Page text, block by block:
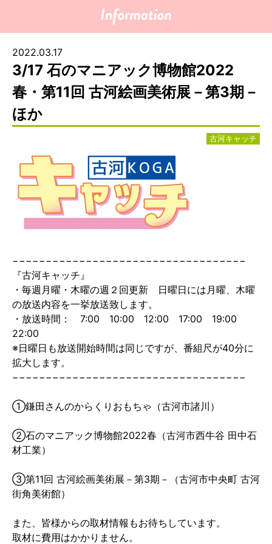
2022.03.17
3/17 石のマニアック博物館2022
春・第11回 古河絵画美術展－第3期－
ほか
古河キャッチ
−−−−−−−−−−−−−−−−−−−−−−−−−−−−−−−−−−−
『古河キャッチ』
・毎週月曜・木曜の週２回更新 日曜日には月曜、木曜
の放送内容を一挙放送致します。
・放送時間： 7:00 10:00 12:00 17:00 19:00
22:00
※日曜日も放送開始時間は同じですが、番組尺が40分に
拡大します。
−−−−−−−−−−−−−−−−−−−−−−−−−−−−−−−−−−−
①鎌田さんのからくりおもちゃ（古河市諸川）
②石のマニアック博物館2022春（古河市西牛谷 田中石
材工業）
③第11回 古河絵画美術展－第3期－（古河市中央町 古河
街角美術館）
また、皆様からの取材情報もお待ちしています。
取材に費用はかかりません。